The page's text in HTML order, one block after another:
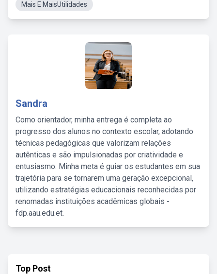
Mais E MaisUtilidades
Sandra
Como orientador, minha entrega é completa ao
progresso dos alunos no contexto escolar, adotando
técnicas pedagógicas que valorizam relações
autênticas e são impulsionadas por criatividade e
entusiasmo. Minha meta é guiar os estudantes em sua
trajetória para se tornarem uma geração excepcional,
utilizando estratégias educacionais reconhecidas por
renomadas instituições acadêmicas globais -
fdp.aau.edu.et.
Top Post